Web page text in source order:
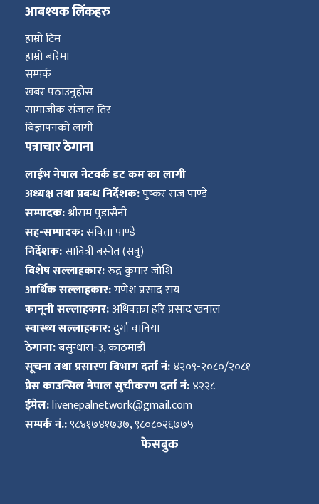
आबश्यक लिंकहरु
हाम्रो टिम
हाम्रो बारेमा
सम्पर्क
खबर पठाउनुहोस
सामाजीक संजाल तिर
बिज्ञापनको लागी
पत्राचार ठेगाना
लाईभ नेपाल नेटवर्क डट कम का लागी
अध्यक्ष तथा प्रबन्ध निर्देशक:पुष्कर राज पाण्डे
सम्पादक:श्रीराम पुडासैनी
सह-सम्पादक:सविता पाण्डे
निर्देशक:सावित्री बस्नेत (सवु)
विशेष सल्लाहकार:रुद्र कुमार जोशि
आर्थिक सल्लाहकार:गणेश प्रसाद राय
कानूनी सल्लाहकार:अधिवक्ता हरि प्रसाद खनाल
स्वास्थ्य सल्लाहकार:दुर्गा वानिया
ठेगाना:बसुन्धारा-३, काठमाडौं
सूचना तथा प्रसारण बिभाग दर्ता नं:४२०९-२०८०/२०८१
प्रेस काउन्सिल नेपाल सुचीकरण दर्ता नं:४२२८
ईमेल:livenepalnetwork@gmail.com
सम्पर्क नं.:९८४१७४१७३७, ९८०८०२६७७५
फेसबुक